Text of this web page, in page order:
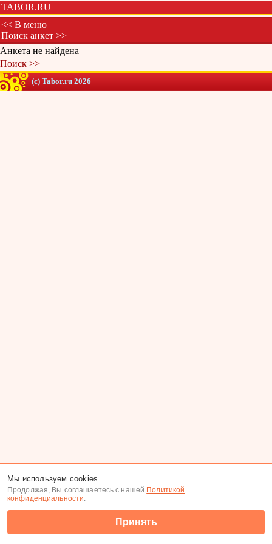
TABOR.RU
<< В меню
Поиск анкет >>
Анкета не найдена
Поиск >>
(c) Tabor.ru 2026
Мы используем cookies
Продолжая, Вы соглашаетесь с нашей Политикой
конфиденциальности.
Принять